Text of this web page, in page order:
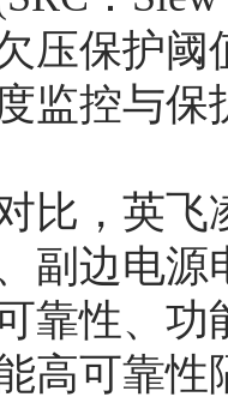
压保护
监控与保
比，英
副边电
靠性、
高可靠